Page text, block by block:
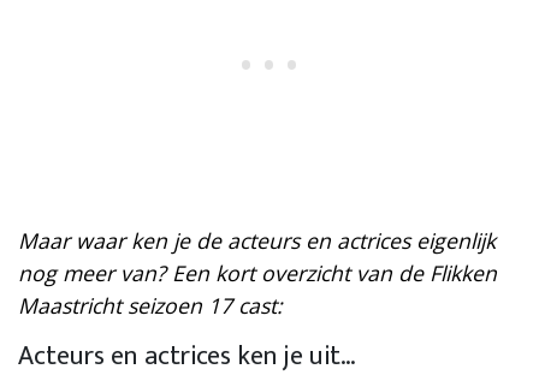
Maar waar ken je de acteurs en actrices eigenlijk
nog meer van? Een kort overzicht van de Flikken
Maastricht seizoen 17 cast:
Acteurs en actrices ken je uit…